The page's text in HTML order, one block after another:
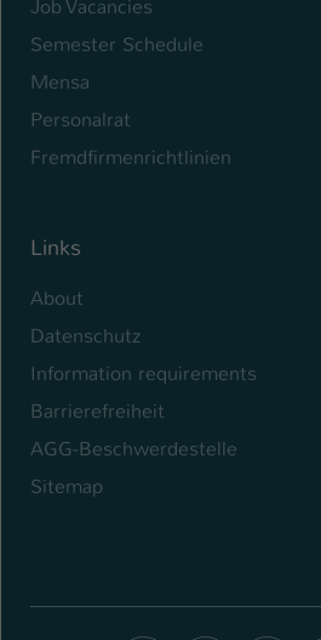
Job Vacancies
Semester Schedule
Mensa
Personalrat
Fremdfirmenrichtlinien
Links
About
Datenschutz
Information requirements
Barrierefreiheit
AGG-Beschwerdestelle
Sitemap